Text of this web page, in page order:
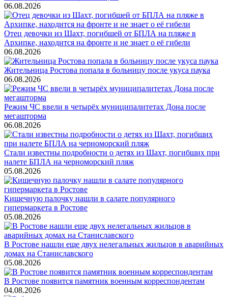
06.08.2026
Отец девочки из Шахт, погибшей от БПЛА на пляже в
Архипке, находится на фронте и не знает о её гибели
06.08.2026
Жительница Ростова попала в больницу после укуса паука
06.08.2026
Режим ЧС ввели в четырёх муниципалитетах Дона после
мегашторма
06.08.2026
Стали известны подробности о детях из Шахт, погибших при
налете БПЛА на черноморский пляж
05.08.2026
Кишечную палочку нашли в салате популярного
гипермаркета в Ростове
05.08.2026
В Ростове нашли еще двух нелегальных жильцов в аварийных
домах на Станиславского
05.08.2026
В Ростове появится памятник военным корреспондентам
04.08.2026